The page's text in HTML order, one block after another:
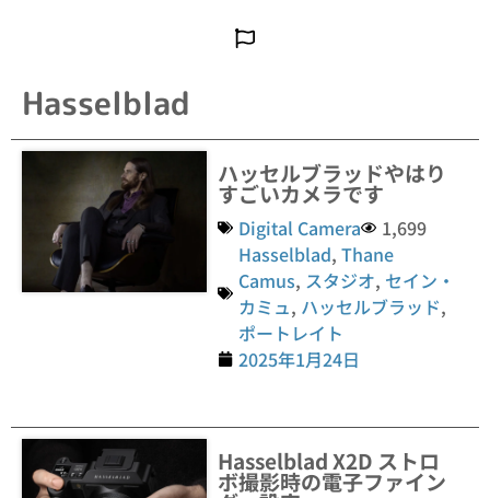
Hasselblad
ハッセルブラッドやはり
すごいカメラです
Digital Camera
1,699
Hasselblad,Thane
Camus, スタジオ, セイン・
カミュ, ハッセルブラッド,
ポートレイト
2025年1月24日
Hasselblad X2D ストロ
ボ撮影時の電子ファイン